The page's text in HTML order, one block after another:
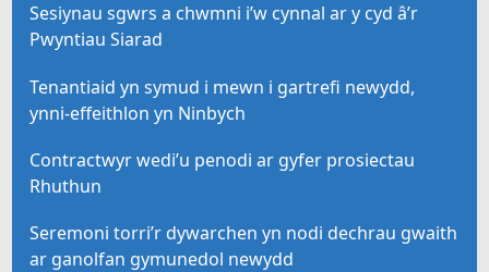
Sesiynau sgwrs a chwmni i’w cynnal ar y cyd â’r
Pwyntiau Siarad
Tenantiaid yn symud i mewn i gartrefi newydd,
ynni-effeithlon yn Ninbych
Contractwyr wedi’u penodi ar gyfer prosiectau
Rhuthun
Seremoni torri’r dywarchen yn nodi dechrau gwaith
ar ganolfan gymunedol newydd